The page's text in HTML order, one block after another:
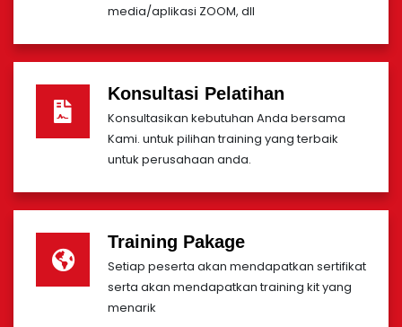
media/aplikasi ZOOM, dll
Konsultasi Pelatihan
Konsultasikan kebutuhan Anda bersama
Kami. untuk pilihan training yang terbaik
untuk perusahaan anda.
Training Pakage
Setiap peserta akan mendapatkan sertifikat
serta akan mendapatkan training kit yang
menarik